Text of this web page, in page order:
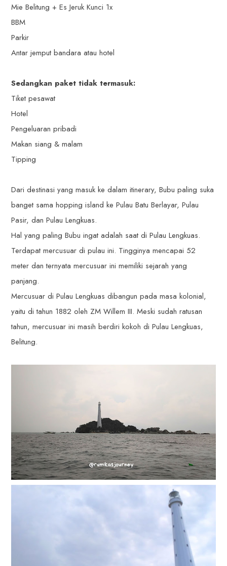
Mie Belitung + Es Jeruk Kunci 1x
BBM
Parkir
Antar jemput bandara atau hotel
Sedangkan paket tidak termasuk:
Tiket pesawat
Hotel
Pengeluaran pribadi
Makan siang & malam
Tipping
Dari destinasi yang masuk ke dalam itinerary, Bubu paling suka
banget sama hopping island ke Pulau Batu Berlayar, Pulau
Pasir, dan Pulau Lengkuas.
Hal yang paling Bubu ingat adalah saat di Pulau Lengkuas.
Terdapat mercusuar di pulau ini. Tingginya mencapai 52
meter dan ternyata mercusuar ini memiliki sejarah yang
panjang.
Mercusuar di Pulau Lengkuas dibangun pada masa kolonial,
yaitu di tahun 1882 oleh ZM Willem III. Meski sudah ratusan
tahun, mercusuar ini masih berdiri kokoh di Pulau Lengkuas,
Belitung.